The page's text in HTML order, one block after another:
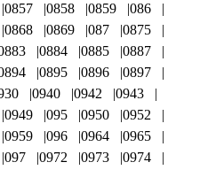
0857 0858 0859
086
0868 0869 087
0875
0884 0885
0887
0895 0896
0897
0940 0942
0943
0949 095 0950
0952
0959 096 0964
0965
097 0972 0973
0974